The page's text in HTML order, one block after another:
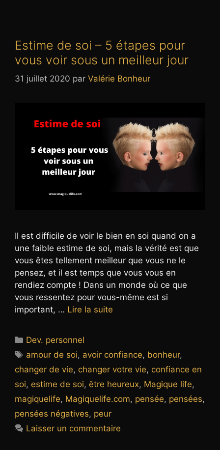
Estime de soi – 5 étapes pour
vous voir sous un meilleur jour
31 juillet 2020 par Valérie Bonheur
Il est difficile de voir le bien en soi quand on a
une faible estime de soi, mais la vérité est que
vous êtes tellement meilleur que vous ne le
pensez, et il est temps que vous vous en
rendiez compte ! Dans un monde où ce que
vous ressentez pour vous-même est si
important, … Lire la suite
Catégories
Dev. personnel
Étiquettes
amour de soi, avoir confiance, bonheur,
changer de vie, changer votre vie, confiance en
soi, estime de soi, être heureux, Magique life,
magiquelife, Magiquelife.com, pensée, pensées,
pensées négatives, peur
Laisser un commentaire